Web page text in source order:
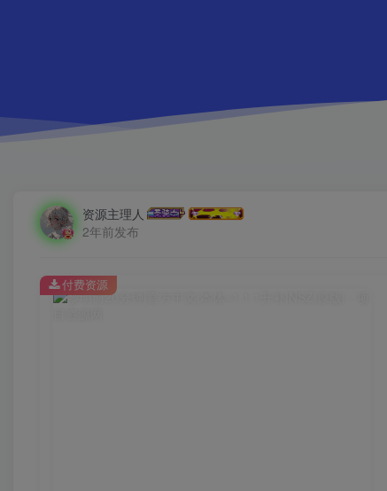
资源主理人
2年前发布
付费资源